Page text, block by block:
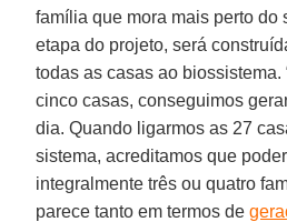
família que mora mais perto do
etapa do projeto, será
todas as casas ao biossistema.
cinco casas, conseguimos
dia. Quando ligarmos as 27
sistema, acreditamos que
integralmente três ou quatro
parece tanto em termos de